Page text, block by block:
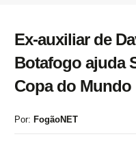
Ex-auxiliar de
Botafogo ajuda
Copa do Mundo
Por: FogãoNET